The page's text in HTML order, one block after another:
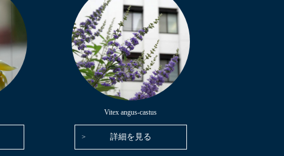
Vitex angus-castus
詳細を見る